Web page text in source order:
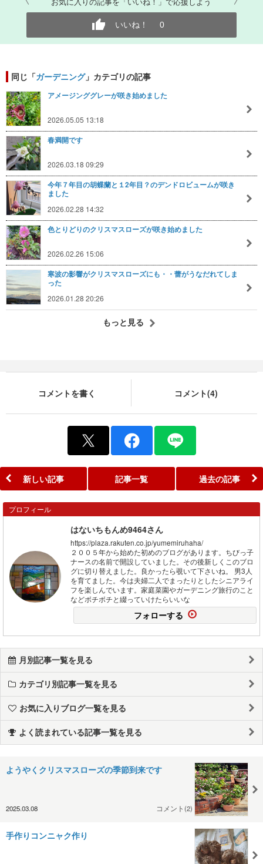
いいね！ 0
同じ「ガーデニング」カテゴリの記事
アメージンググレーが咲き始めました
2026.05.05 13:18
春満開です
2026.03.18 09:29
今年７年目の胡蝶蘭と１2年目？のデンドロビュームが咲き
ました
2026.02.28 14:32
色とりどりのクリスマスローズが咲き始めました
2026.02.26 15:06
寒波の影響がクリスマスローズにも・・蕾がうなだれてしま
った
2026.01.28 20:26
もっと見る
コメントを書く コメント(4)
新しい記事 記事一覧 過去の記事
プロフィール
はないちもんめ9464さん
https://plaza.rakuten.co.jp/yumemiruhaha/
２００５年から始めた初めのブログがあります。ちびっ子
ナースの名前で開設していました。その後新しくこのブロ
グに切り替えました。良かったら覗いて下さいね。 男3人
を育てました。今は夫婦二人でまったりとしたシニアライ
フを楽しんでいます。家庭菜園やガーデニング旅行のこと
などボチボチと綴っていけたらいいな
フォローする
月別記事一覧を見る
カテゴリ別記事一覧を見る
お気に入りブログ一覧を見る
よく読まれている記事一覧を見る
ようやくクリスマスローズの季節到来です
2025.03.08 コメント(2)
手作りコンニャク作り